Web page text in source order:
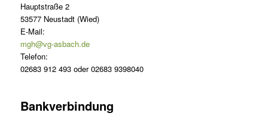
Hauptstraße 2
53577 Neustadt (Wied)
E-Mail:
mgh@vg-asbach.de
Telefon:
02683 912 493 oder 02683 9398040
Bankverbindung